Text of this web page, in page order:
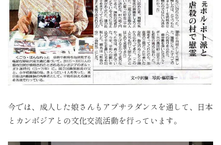
今では、成人した娘さんもアプサラダンスを通して、日本
とカンボジアとの文化交流活動を行っています。